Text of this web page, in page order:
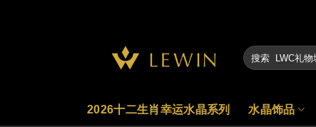
2026十二生肖幸运水晶系列 水晶饰品